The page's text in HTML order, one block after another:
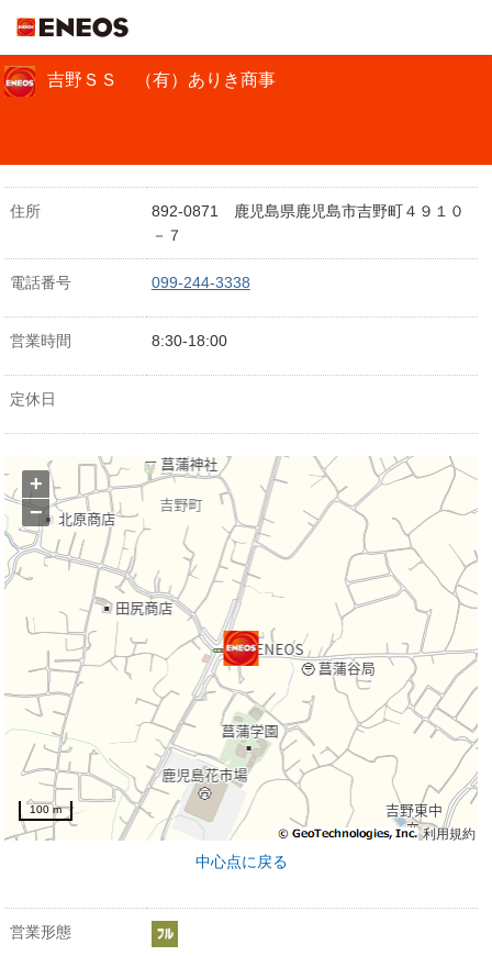
吉野ＳＳ （有）ありき商事
住所
892-0871 鹿児島県鹿児島市吉野町４９１０
－７
電話番号 099-244-3338
営業時間 8:30-18:00
定休日
利用規約
+
−
100 m
中心点に戻る
営業形態